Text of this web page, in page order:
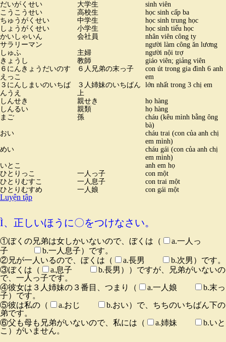
だいがくせい
大学生
sinh viên
こうこうせい
高校生
học sinh cấp ba
ちゅうがくせい
中学生
học sinh trung học
しょうがくせい
小学生
học sinh tiểu học
かいしゃいん
会社員
nhân viên công ty
サラリーマン
người làm công ăn lương
しゅふ
主婦
người nội trợ
きょうし
教師
giáo viên; giảng viên
６にんきょうだいのす
えっこ
６人兄弟の末っ子
con út trong gia đình 6 anh
em
３にんしまいのいちば
んうえ
３人姉妹のいちばん
上
lớn nhất trong 3 chị em
しんせき 親せき
họ hàng
しんるい
親類
họ hàng
まご
孫
cháu (kêu mình bằng ông
bà)
おい
cháu trai (con của anh chị
em mình)
めい
cháu gái (con của anh chị
em mình)
いとこ
anh em họ
ひとりっこ
一人っ子
con một
ひとりむすこ
一人息子
con trai một
ひとりむすめ
一人娘 con gái một
Luyện tập
Ì、正しいほうに〇をつけなさい。
①ぼくの兄弟は女しかいないので、ぼくは（
a.一人っ
子
b.一人息子）です。
②兄が一人いるので、ぼくは（
a.長男
b.次男）です。
③ぼくは（
a.息子
b.長男））ですが、兄弟がいないの
で、一人っ子です。
④彼女は３人姉妹の３番目、つまり（
a.一人娘
b.末っ
子）です。
⑤彼は私の（
a.おじ
b.おい）で、ちちのいちばん下の
弟です。
⑥父も母も兄弟がいないので、私には（
a.姉妹
b.いと
こ）がいません。